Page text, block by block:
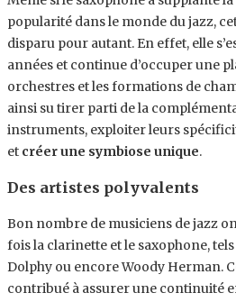
popularité dans le monde du jazz,
disparu pour autant. En effet, elle
années et continue d’occuper une
orchestres et les formations de
ainsi su tirer parti de la
instruments, exploiter leurs
et créer une symbiose unique.
Des artistes polyvalents
Bon nombre de musiciens de jazz
fois la clarinette et le saxophone,
Dolphy ou encore Woody Herman.
contribué à assurer une continuité